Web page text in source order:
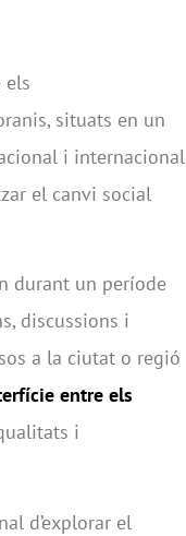
situats en un
i internacional
el canvi social
durant un període
discussions i
a la ciutat o regió
entre els
i
d’explorar el